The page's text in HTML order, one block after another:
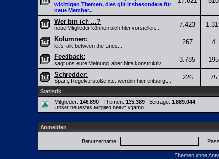
wichtigen Themen, dies gilt insbesondere für
neue Member...
Wer bin ich ...?
neue Mitglieder können sich hier vorstellen... 7.423
Kolumnen:
let's talk between the Lines... 267
4
Feedback:
sagt uns eure Meinung, aber bitte konstruktiv... 3.785
195
Schredder:
Spam, Regelverstöße etc. werden hier entsorgt... 226 75
Statistik
Mitglieder: 146.890 | Themen: 135.389 | Beiträge: 1.889.044
Unser neuestes Mitglied heißt: ygamo.
Anmelden
Benutzername:
Themen ohne